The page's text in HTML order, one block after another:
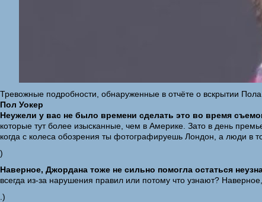
Тревожные подробности, обнаруженные в отчёте о вскрытии
Пол Уокер
Неужели у вас не было времени сделать это во время
которые тут более изысканные, чем в Америке. Зато в день
когда с колеса обозрения ты фотографируешь Лондон, а люди в
)
Наверное, Джордана тоже не сильно помогла остаться
всегда из-за нарушения правил или потому что узнают?
.)